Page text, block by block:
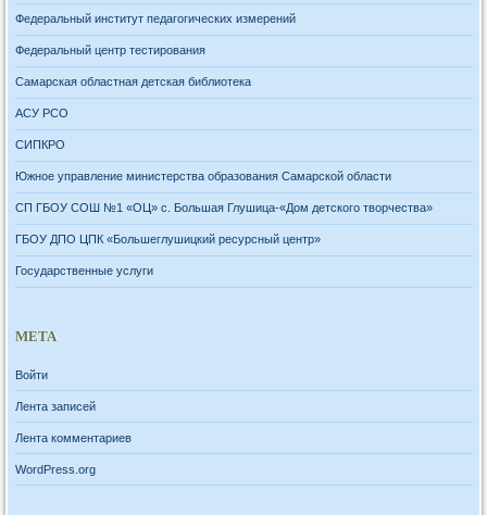
Федеральный институт педагогических измерений
Федеральный центр тестирования
Самарская областная детская библиотека
АСУ РСО
СИПКРО
Южное управление министерства образования Самарской области
СП ГБОУ СОШ №1 «ОЦ» с. Большая Глушица-«Дом детского творчества»
ГБОУ ДПО ЦПК «Большеглушицкий ресурсный центр»
Государственные услуги
МЕТА
Войти
Лента записей
Лента комментариев
WordPress.org